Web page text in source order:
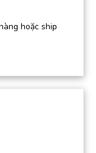
hoặc ship